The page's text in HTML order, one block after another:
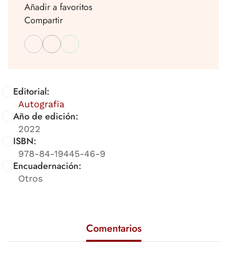
Editorial:
Autografia
Año de edición:
2022
ISBN:
978-84-19445-46-9
Encuadernación:
Otros
Añadir a favoritos
Compartir
Comentarios